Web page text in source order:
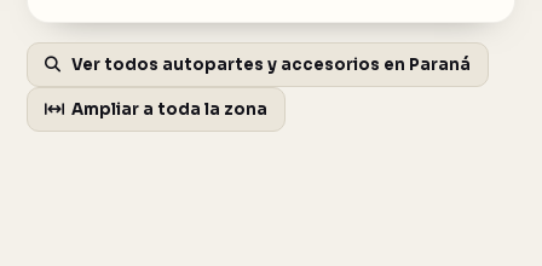
Ver todos autopartes y accesorios en Paraná
Ampliar a toda la zona